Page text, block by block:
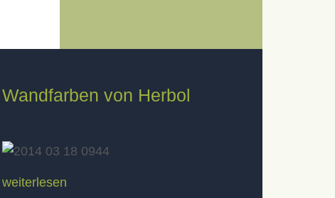
Wandfarben von Herbol
weiterlesen